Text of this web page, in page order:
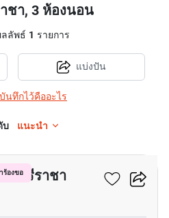
ชา, 3 ห้องนอน
ลลัพธ์ 1 รายการ
นทึกไว้คืออะไร
แบ่งปัน
บ แนะนำ
ร้องขอ
จ ศรีราชา